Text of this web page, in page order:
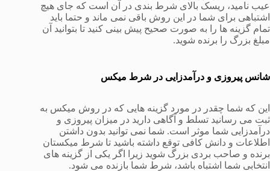
عیب نامید، ریسک بالای شرط بندی در آن است که جای هیچ
اشتباهی برای شما در این روش باقی نمی ماند و حتما باید
تمام گزینه ها را به صورت صحیح پیش بینی کنید تا بتوانید آن
مبلغ بزرگ را برنده شوید.
شانس پیروزی و درآمدزایی در شرط میکس
این که شما چقدر در مورد گزینه هایی که در روش میکس به
ثبت می رسانید تسلط و آگاهی دارید در میزان پیروزی و
درآمدزایی شما موثر است. شما نمی توانید بدون داشتن
اطلاعات و دانش کافی توقع داشته باشید تا شرط میکستان
برنده و صاحب بردی بزرگ شوید زیرا اگر یکی از گزینه های
انتخابی شما اشتباه باشد، شرط شما بازنده می شود.